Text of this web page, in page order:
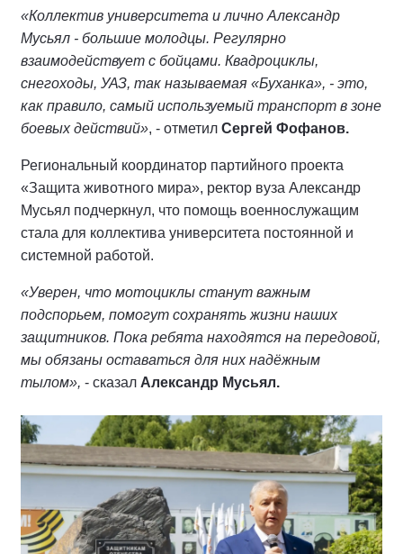
«Коллектив университета и лично Александр
Мусьял - большие молодцы. Регулярно
взаимодействует с бойцами. Квадроциклы,
снегоходы, УАЗ, так называемая «Буханка», - это,
как правило, самый используемый транспорт в зоне
боевых действий», - отметил Сергей Фофанов.
Региональный координатор партийного проекта
«Защита животного мира», ректор вуза Александр
Мусьял подчеркнул, что помощь военнослужащим
стала для коллектива университета постоянной и
системной работой.
«Уверен, что мотоциклы станут важным
подспорьем, помогут сохранять жизни наших
защитников. Пока ребята находятся на передовой,
мы обязаны оставаться для них надёжным
тылом», - сказал Александр Мусьял.